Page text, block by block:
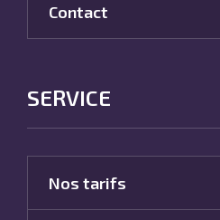
Contact
SERVICE
Nos tarifs